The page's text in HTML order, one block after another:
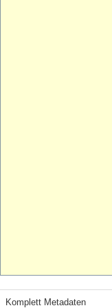
Komplett Metadaten